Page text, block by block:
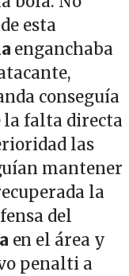
esta
enganchaba
conseguía
falta directa
las
mantener
la
del
en el área y
penalti a